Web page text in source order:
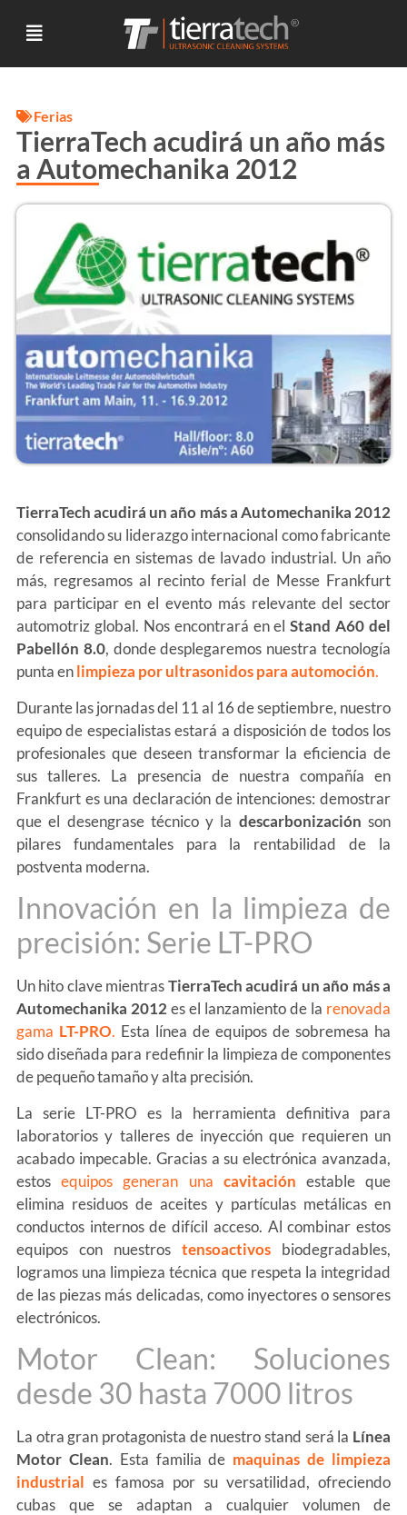
Ferias
TierraTech acudirá un año más
a Automechanika 2012
TierraTech acudirá un año más a Automechanika 2012
consolidando su liderazgo internacional como fabricante
de referencia en sistemas de lavado industrial. Un año
más, regresamos al recinto ferial de Messe Frankfurt
para participar en el evento más relevante del sector
automotriz global. Nos encontrará en elStand A60 del
Pabellón 8.0, donde desplegaremos nuestra tecnología
punta enlimpieza por ultrasonidos para automoción.
Durante las jornadas del 11 al 16 de septiembre, nuestro
equipo de especialistas estará a disposición de todos los
profesionales que deseen transformar la eficiencia de
sus talleres. La presencia de nuestra compañía en
Frankfurt es una declaración de intenciones: demostrar
que el desengrase técnico y la descarbonización son
pilares fundamentales para la rentabilidad de la
postventa moderna.
Innovación en la limpieza de
precisión: Serie LT-PRO
Un hito clave mientrasTierraTech acudirá un año más a
Automechanika 2012 es el lanzamiento de la renovada
gama LT-PRO. Esta línea de equipos de sobremesa ha
sido diseñada para redefinir la limpieza de componentes
de pequeño tamaño y alta precisión.
La serie LT-PRO es la herramienta definitiva para
laboratorios y talleres de inyección que requieren un
acabado impecable. Gracias a su electrónica avanzada,
estosequipos generan una cavitación estable que
elimina residuos de aceites y partículas metálicas en
conductos internos de difícil acceso. Al combinar estos
equipos con nuestrostensoactivos
biodegradables,
logramos una limpieza técnica que respeta la integridad
de las piezas más delicadas, como inyectores o sensores
electrónicos.
Motor Clean: Soluciones
desde 30 hasta 7000 litros
La otra gran protagonista de nuestro stand será la Línea
Motor Clean. Esta familia de maquinas de limpieza
industrial es famosa por su versatilidad, ofreciendo
cubas que se adaptan a cualquier volumen de